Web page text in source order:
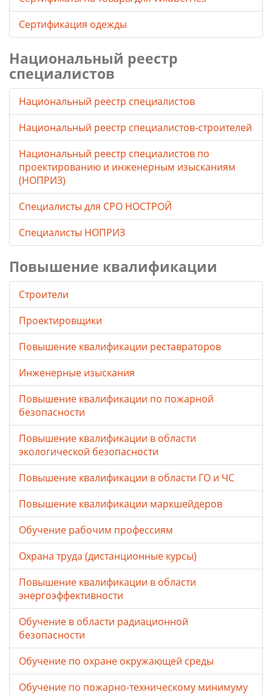
Сертификация одежды
Национальный реестр
специалистов
Национальный реестр специалистов
Национальный реестр специалистов-строителей
Национальный реестр специалистов по
проектированию и инженерным изысканиям
(НОПРИЗ)
Специалисты для СРО НОСТРОЙ
Специалисты НОПРИЗ
Повышение квалификации
Строители
Проектировщики
Повышение квалификации реставраторов
Инженерные изыскания
Повышение квалификации по пожарной
безопасности
Повышение квалификации в области
экологической безопасности
Повышение квалификации в области ГО и ЧС
Повышение квалификации маркшейдеров
Обучение рабочим профессиям
Охрана труда (дистанционные курсы)
Повышение квалификации в области
энергоэффективности
Обучение в области радиационной
безопасности
Обучение по охране окружающей среды
Обучение по пожарно-техническому минимуму